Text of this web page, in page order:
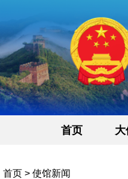
首页
首页 > 使馆新闻